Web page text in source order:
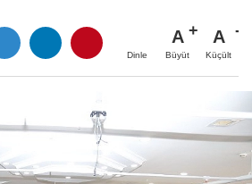
Dinle
A
Büyüt
A
Küçült